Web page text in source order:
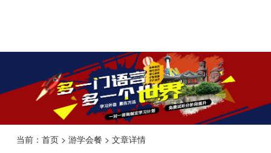
当前：首页 > 游学会餐 > 文章详情